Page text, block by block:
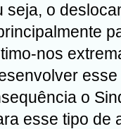
seja, o
nos
o
esse tipo de